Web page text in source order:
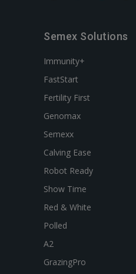
Semex Solutions
Immunity+
FastStart
Fertility First
Genomax
Semexx
Calving Ease
Robot Ready
Show Time
Red & White
Polled
A2
GrazingPro